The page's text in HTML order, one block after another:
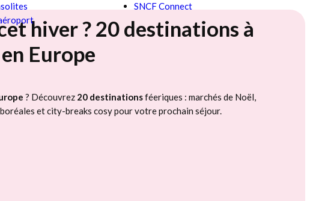
SNCF Connect
hiver ? 20 destinations à
Europe
? Découvrez 20 destinationsféeriques : marchés de Noël,
et city-breaks cosy pour votre prochain séjour.